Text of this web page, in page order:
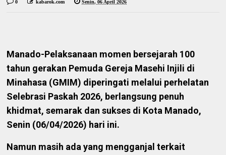
0 kabarok.com Senin, 06 April 2026
Manado-Pelaksanaan momen bersejarah 100
tahun gerakan Pemuda Gereja Masehi Injili di
Minahasa (GMIM) diperingati melalui perhelatan
Selebrasi Paskah 2026, berlangsung penuh
khidmat, semarak dan sukses di Kota Manado,
Senin (06/04/2026) hari ini.
Namun masih ada yang mengganjal terkait